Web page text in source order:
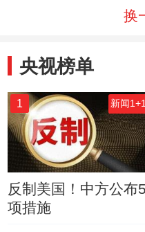
换
央视榜单
1 新闻1+1
反制美国！中方公布5
项措施